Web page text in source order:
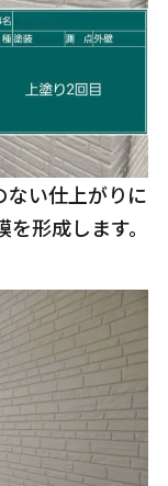
ない仕上がりに
形成します。